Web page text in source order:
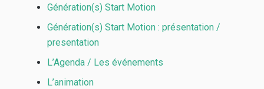
Génération(s) Start Motion
Génération(s) Start Motion : présentation /
presentation
L’Agenda / Les événements
L’animation